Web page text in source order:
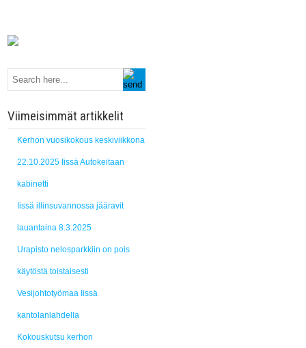
Viimeisimmät artikkelit
Kerhon vuosikokous keskiviikkona
22.10.2025 Iissä Autokeitaan
kabinetti
Iissä illinsuvannossa jääravit
lauantaina 8.3.2025
Urapisto nelosparkkiin on pois
käytöstä toistaisesti
Vesijohtotyömaa Iissä
kantolanlahdella
Kokouskutsu kerhon